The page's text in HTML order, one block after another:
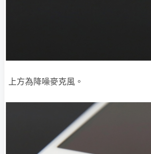
上方為降噪麥克風。